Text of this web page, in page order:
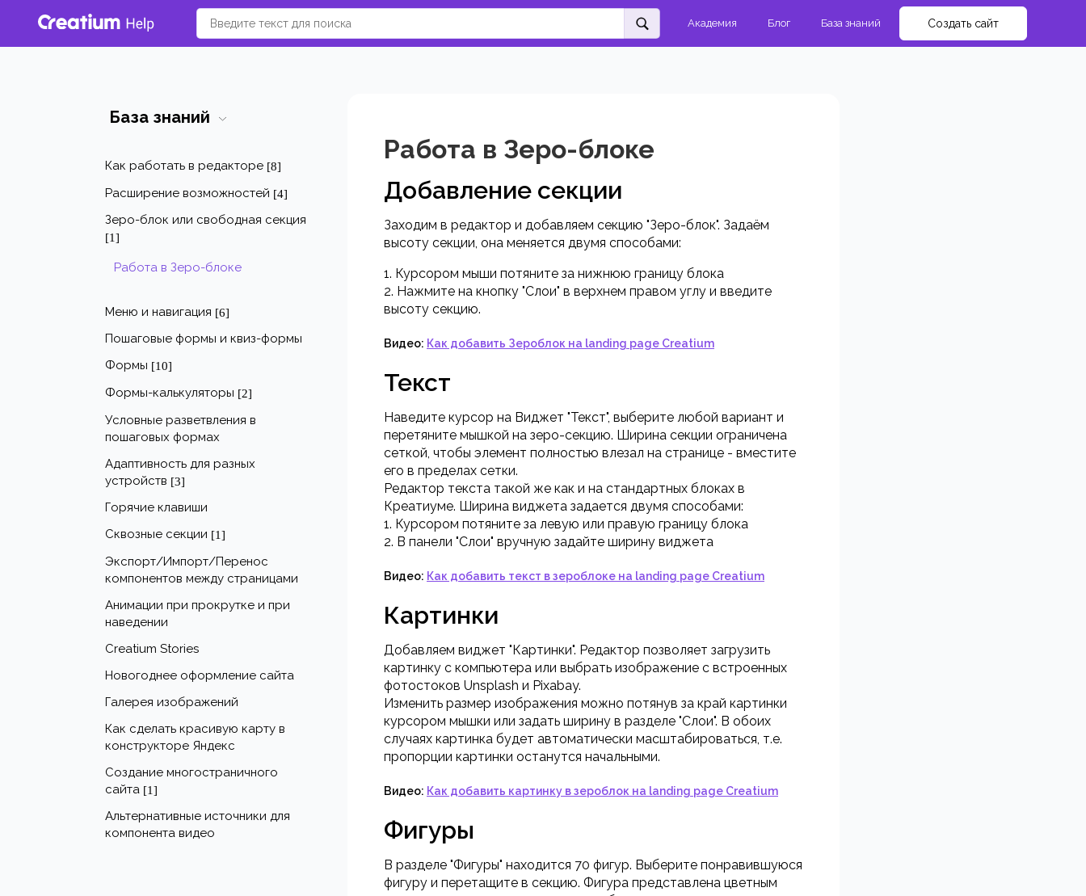
Академия Блог База знаний Создать сайт
База знаний
Как работать в редакторе [8]
Расширение возможностей [4]
Зеро-блок или свободная секция
[1]
Работа в Зеро-блоке
Меню и навигация [6]
Пошаговые формы и квиз-формы
Формы [10]
Формы-калькуляторы [2]
Условные разветвления в
пошаговых формах
Адаптивность для разных
устройств [3]
Горячие клавиши
Сквозные секции [1]
Экспорт/Импорт/Перенос
компонентов между страницами
Анимации при прокрутке и при
наведении
Creatium Stories
Новогоднее оформление сайта
Галерея изображений
Как сделать красивую карту в
конструкторе Яндекс
Создание многостраничного
сайта [1]
Альтернативные источники для
компонента видео
Работа в Зеро-блоке
Добавление секции
Заходим в редактор и добавляем секцию "Зеро-блок". Задаём
высоту секции, она меняется двумя способами:
1. Курсором мыши потяните за нижнюю границу блока
2. Нажмите на кнопку "Слои" в верхнем правом углу и введите
высоту секцию.
Видео: Как добавить Зероблок на landing page Creatium
Текст
Наведите курсор на Виджет "Текст", выберите любой вариант и
перетяните мышкой на зеро-секцию. Ширина секции ограничена
сеткой, чтобы элемент полностью влезал на странице - вместите
его в пределах сетки.
Редактор текста такой же как и на стандартных блоках в
Креатиуме. Ширина виджета задается двумя способами:
1. Курсором потяните за левую или правую границу блока
2. В панели "Слои" вручную задайте ширину виджета
Видео: Как добавить текст в зероблоке на landing page Creatium
Картинки
Добавляем виджет "Картинки". Редактор позволяет загрузить
картинку с компьютера или выбрать изображение с встроенных
фотостоков Unsplash и Pixabay.
Изменить размер изображения можно потянув за край картинки
курсором мышки или задать ширину в разделе "Слои". В обоих
случаях картинка будет автоматически масштабироваться, т.е.
пропорции картинки останутся начальными.
Видео: Как добавить картинку в зероблок на landing page Creatium
Фигуры
В разделе "Фигуры" находится 70 фигур. Выберите понравившуюся
фигуру и перетащите в секцию. Фигура представлена цветным